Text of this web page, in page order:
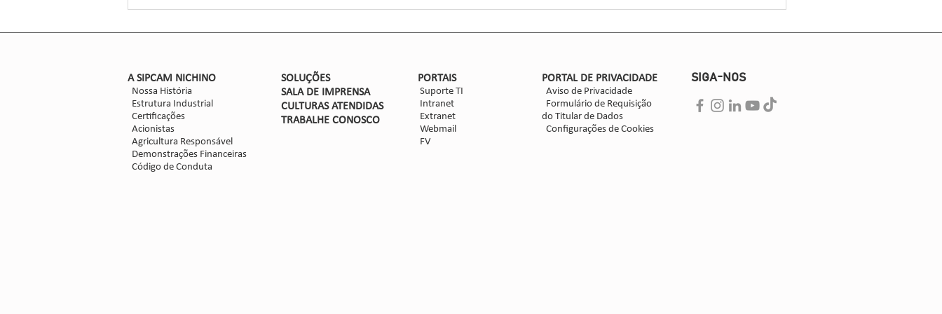
​A SIPCAM NICHINO
Nossa História
Estrutura Industrial
Certificações
Acionistas
Agricultura Responsável
Demonstrações Financeiras
Código de Conduta
SOLUÇÕES
SALA DE IMPRENSA
CULTURAS ATENDIDAS
TRABALHE CONOSCO
PORTAIS
Suporte TI
Intranet
Extranet
Webmail
FV
PORTAL DE PRIVACIDADE
Aviso de Privacidade
Formulário de Requisição
do Titular de Dados
Configurações de Cookies
SIGA-NOS